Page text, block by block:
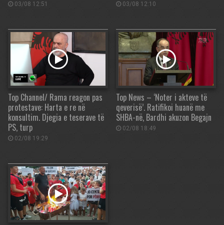
03/08 12:51 03/08 12:10
Top Channel/ Rama reagon pas
protestave: Harta e re në
konsultim. Djegia e teserave të
PS, turp
02/08 19:29
Top News – ‘Noter i akteve të
qeverisë’. Ratifikoi huanë me
SHBA-në, Bardhi akuzon Begajn
02/08 18:49